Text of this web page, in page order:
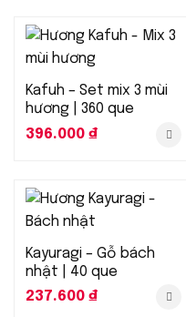
Kafuh – Set mix 3 mùi
hương | 360 que
396.000 ₫
Kayuragi – Gỗ bách
nhật | 40 que
237.600 ₫